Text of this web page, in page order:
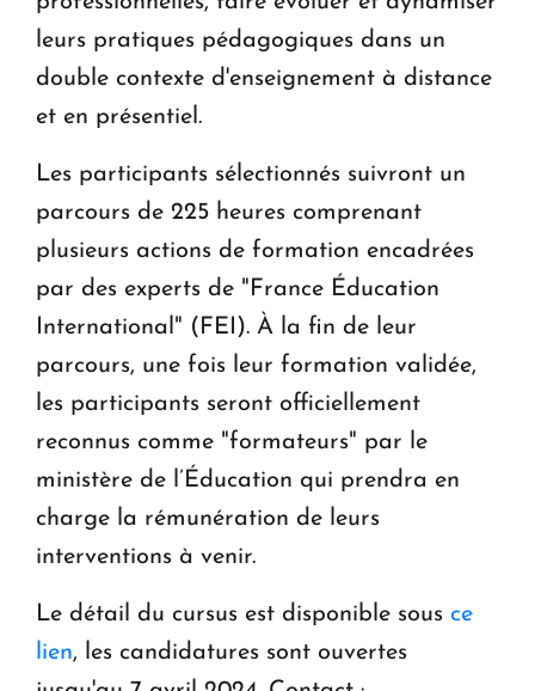
leurs pratiques pédagogiques dans un
double contexte d'enseignement à distance
et en présentiel.
Les participants sélectionnés suivront un
parcours de 225 heures comprenant
plusieurs actions de formation encadrées
par des experts de "France Éducation
International" (FEI). À la fin de leur
parcours, une fois leur formation validée,
les participants seront officiellement
reconnus comme "formateurs" par le
ministère de l’Éducation qui prendra en
charge la rémunération de leurs
interventions à venir.
Le détail du cursus est disponible sous ce
lien, les candidatures sont ouvertes